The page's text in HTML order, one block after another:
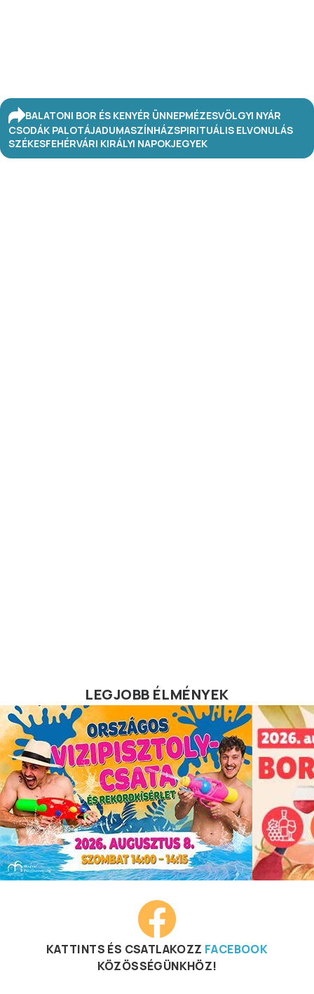
BALATONI BOR ÉS KENYÉR ÜNNEPMÉZESVÖLGYI NYÁR
CSODÁK PALOTÁJADUMASZÍNHÁZSPIRITUÁLIS ELVONULÁS
SZÉKESFEHÉRVÁRI KIRÁLYI NAPOKJEGYEK
LEGJOBB ÉLMÉNYEK
KATTINTS ÉS CSATLAKOZZ FACEBOOK
KÖZÖSSÉGÜNKHÖZ!